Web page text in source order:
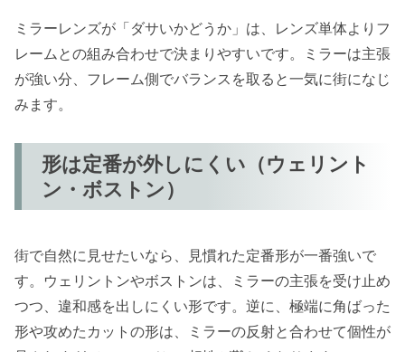
ミラーレンズが「ダサいかどうか」は、レンズ単体よりフ
レームとの組み合わせで決まりやすいです。ミラーは主張
が強い分、フレーム側でバランスを取ると一気に街になじ
みます。
形は定番が外しにくい（ウェリント
ン・ボストン）
街で自然に見せたいなら、見慣れた定番形が一番強いで
す。ウェリントンやボストンは、ミラーの主張を受け止め
つつ、違和感を出しにくい形です。逆に、極端に角ばった
形や攻めたカットの形は、ミラーの反射と合わせて個性が